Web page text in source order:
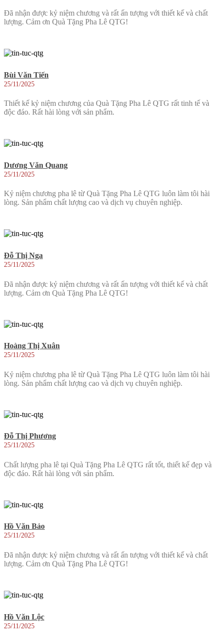
Đã nhận được kỷ niệm chương và rất ấn tượng với thiết kế và chất
lượng. Cảm ơn Quà Tặng Pha Lê QTG!
Bùi Văn Tiến
25/11/2025
Thiết kế kỷ niệm chương của Quà Tặng Pha Lê QTG rất tinh tế và
độc đáo. Rất hài lòng với sản phẩm.
Dương Văn Quang
25/11/2025
Kỷ niệm chương pha lê từ Quà Tặng Pha Lê QTG luôn làm tôi hài
lòng. Sản phẩm chất lượng cao và dịch vụ chuyên nghiệp.
Đỗ Thị Nga
25/11/2025
Đã nhận được kỷ niệm chương và rất ấn tượng với thiết kế và chất
lượng. Cảm ơn Quà Tặng Pha Lê QTG!
Hoàng Thị Xuân
25/11/2025
Kỷ niệm chương pha lê từ Quà Tặng Pha Lê QTG luôn làm tôi hài
lòng. Sản phẩm chất lượng cao và dịch vụ chuyên nghiệp.
Đỗ Thị Phương
25/11/2025
Chất lượng pha lê tại Quà Tặng Pha Lê QTG rất tốt, thiết kế đẹp và
độc đáo. Rất hài lòng với sản phẩm.
Hồ Văn Bảo
25/11/2025
Đã nhận được kỷ niệm chương và rất ấn tượng với thiết kế và chất
lượng. Cảm ơn Quà Tặng Pha Lê QTG!
Hồ Văn Lộc
25/11/2025